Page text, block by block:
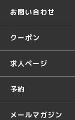
お問い合わせ
クーポン
求人ページ
予約
メールマガジン